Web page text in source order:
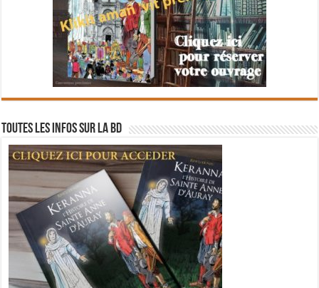
Toutes les infos sur la BD